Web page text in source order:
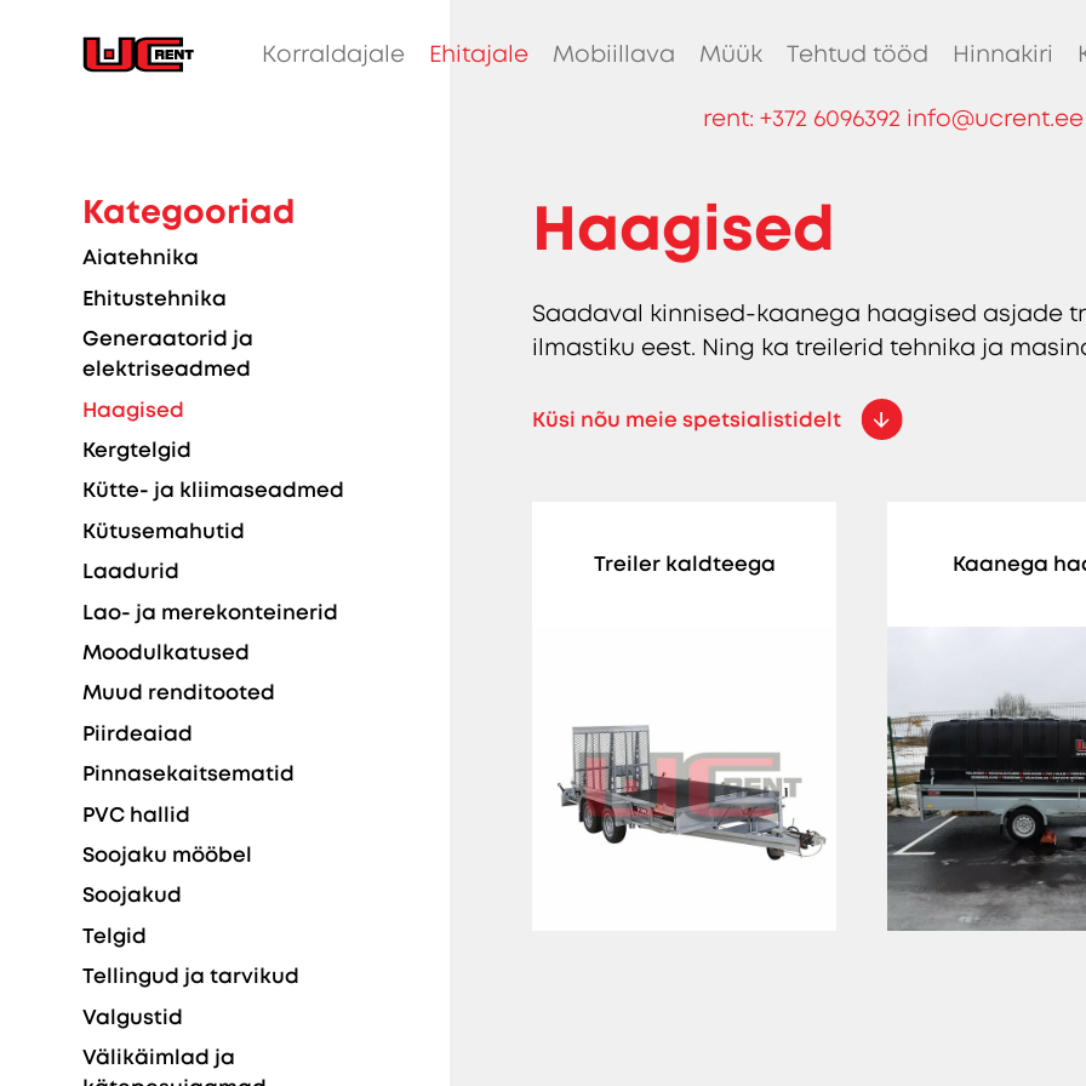
Korraldajale Ehitajale Mobiillava Müük Tehtud tööd Hinnakiri
rent: +372 6096392 info@ucrent.ee
Kategooriad
Aiatehnika
Ehitustehnika
Generaatorid ja
elektriseadmed
Haagised
Kergtelgid
Kütte- ja kliimaseadmed
Kütusemahutid
Laadurid
Lao- ja merekonteinerid
Moodulkatused
Muud renditooted
Piirdeaiad
Pinnasekaitsematid
PVC hallid
Soojaku mööbel
Soojakud
Telgid
Tellingud ja tarvikud
Valgustid
Välikäimlad ja
Haagised
Saadaval kinnised-kaanega haagised asjade
ilmastiku eest. Ning ka treilerid tehnika ja
Küsi nõu meie spetsialistidelt
Treiler kaldteega Kaanega